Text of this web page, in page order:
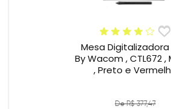
Mesa Digitalizadora
By Wacom , CTL672 ,
, Preto e
De R$ 377,47